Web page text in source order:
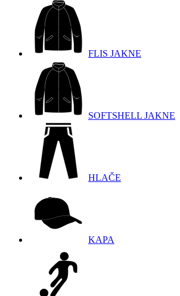
FLIS JAKNE
SOFTSHELL JAKNE
HLAČE
KAPA